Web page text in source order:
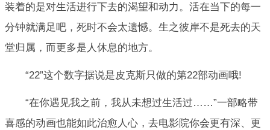
装着的是对生活进行下去的渴望和动力。活在当下的每一
分钟就满足吧，死时不会太遗憾。生之彼岸不是死去的天
堂归属，而更多是人休息的地方。
“22”这个数字据说是皮克斯只做的第22部动画哦!
“在你遇见我之前，我从未想过生活过……”一部略带
喜感的动画也能如此治愈人心，去电影院你会更有深、更